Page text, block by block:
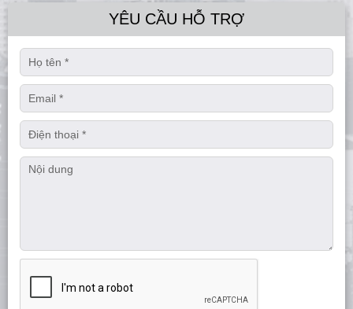
YÊU CẦU HỖ TRỢ